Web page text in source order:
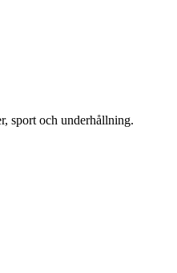
sport och underhållning.